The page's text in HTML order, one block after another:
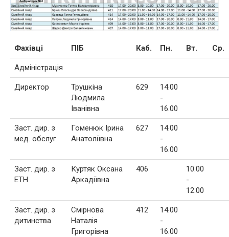
Фахівці ПІБ Каб. Пн. Вт. Ср.
Адміністрація
Директор
Трушкіна
Людмила
Іванівна
629
14.00
-
16.00
Заст. дир. з
мед. обслуг.
Гоменюк Ірина
Анатоліївна
627
14.00
-
16.00
Заст. дир. з
ЕТН
Куртяк Оксана
Аркадіївна
406
10.00
-
12.00
Заст. дир. з
дитинства
Смірнова
Наталія
Григорівна
412
14.00
-
16.00